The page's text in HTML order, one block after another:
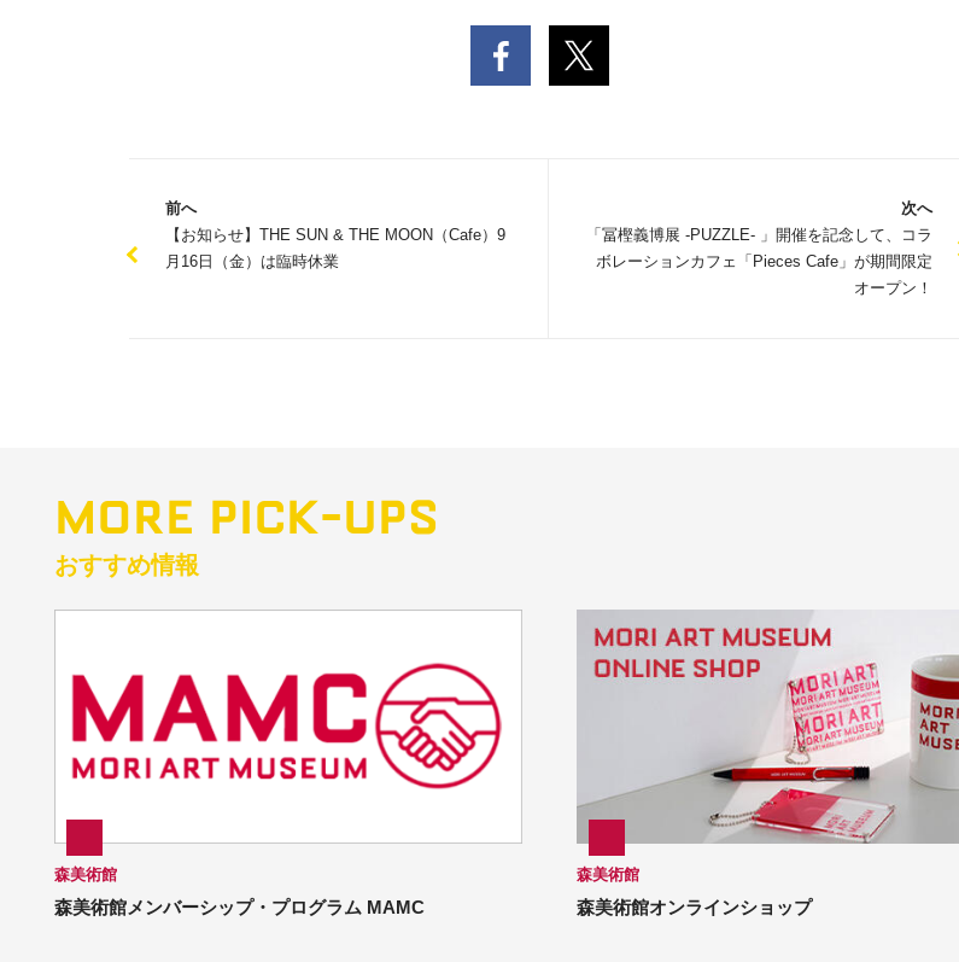
前へ
【お知らせ】THE SUN & THE MOON（Cafe）9
月16日（金）は臨時休業
次へ
「冨樫義博展 -PUZZLE- 」開催を記念して、コラ
ボレーションカフェ「Pieces Cafe」が期間限定
オープン！
MORE PICK-UPS
おすすめ情報
森美術館
森美術館メンバーシップ・プログラム MAMC
森美術館
森美術館オンラインショップ